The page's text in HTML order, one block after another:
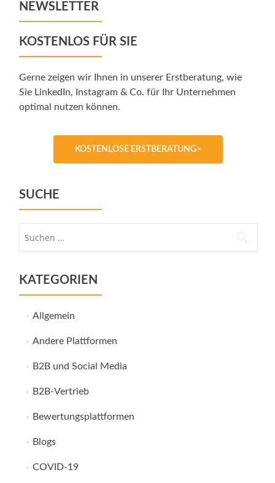
NEWSLETTER
KOSTENLOS FÜR SIE
Gerne zeigen wir Ihnen in unserer Erstberatung, wie
Sie LinkedIn, Instagram & Co. für Ihr Unternehmen
optimal nutzen können.
KOSTENLOSE ERSTBERATUNG>
SUCHE
KATEGORIEN
Allgemein
Andere Plattformen
B2B und Social Media
B2B-Vertrieb
Bewertungsplattformen
Blogs
COVID-19